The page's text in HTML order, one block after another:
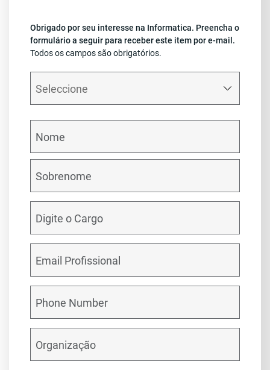
Obrigado por seu interesse na Informatica. Preencha o
formulário a seguir para receber este item por e-mail.
Todos os campos são obrigatórios.